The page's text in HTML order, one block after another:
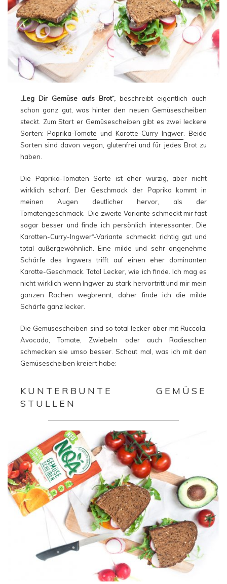
„Leg Dir Gemüse aufs Brot“, beschreibt eigentlich auch
schon ganz gut, was hinter den neuen Gemüsescheiben
steckt. Zum Start er Gemüsescheiben gibt es zwei leckere
Sorten: Paprika-Tomate und Karotte-Curry Ingwer. Beide
Sorten sind davon vegan, glutenfrei und für jedes Brot zu
haben.
Die Paprika-Tomaten Sorte ist eher würzig, aber nicht
wirklich scharf. Der Geschmack der Paprika kommt in
meinen Augen deutlicher hervor, als der
Tomatengeschmack. Die zweite Variante schmeckt mir fast
sogar besser und finde ich persönlich interessanter. Die
Karotten-Curry-Ingwer“-Variante schmeckt richtig gut und
total außergewöhnlich. Eine milde und sehr angenehme
Schärfe des Ingwers trifft auf einen eher dominanten
Karotte-Geschmack. Total Lecker, wie ich finde. Ich mag es
nicht wirklich wenn Ingwer zu stark hervortritt und mir mein
ganzen Rachen wegbrennt, daher finde ich die milde
Schärfe ganz lecker.
Die Gemüsescheiben sind so total lecker aber mit Ruccola,
Avocado, Tomate, Zwiebeln oder auch Radieschen
schmecken sie umso besser. Schaut mal, was ich mit den
Gemüsescheiben kreiert habe:
KUNTERBUNTE GEMÜSE
STULLEN